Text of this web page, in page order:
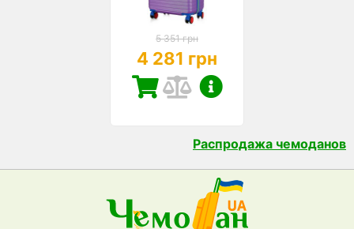
5 351 грн
4 281 грн
Распродажа чемоданов